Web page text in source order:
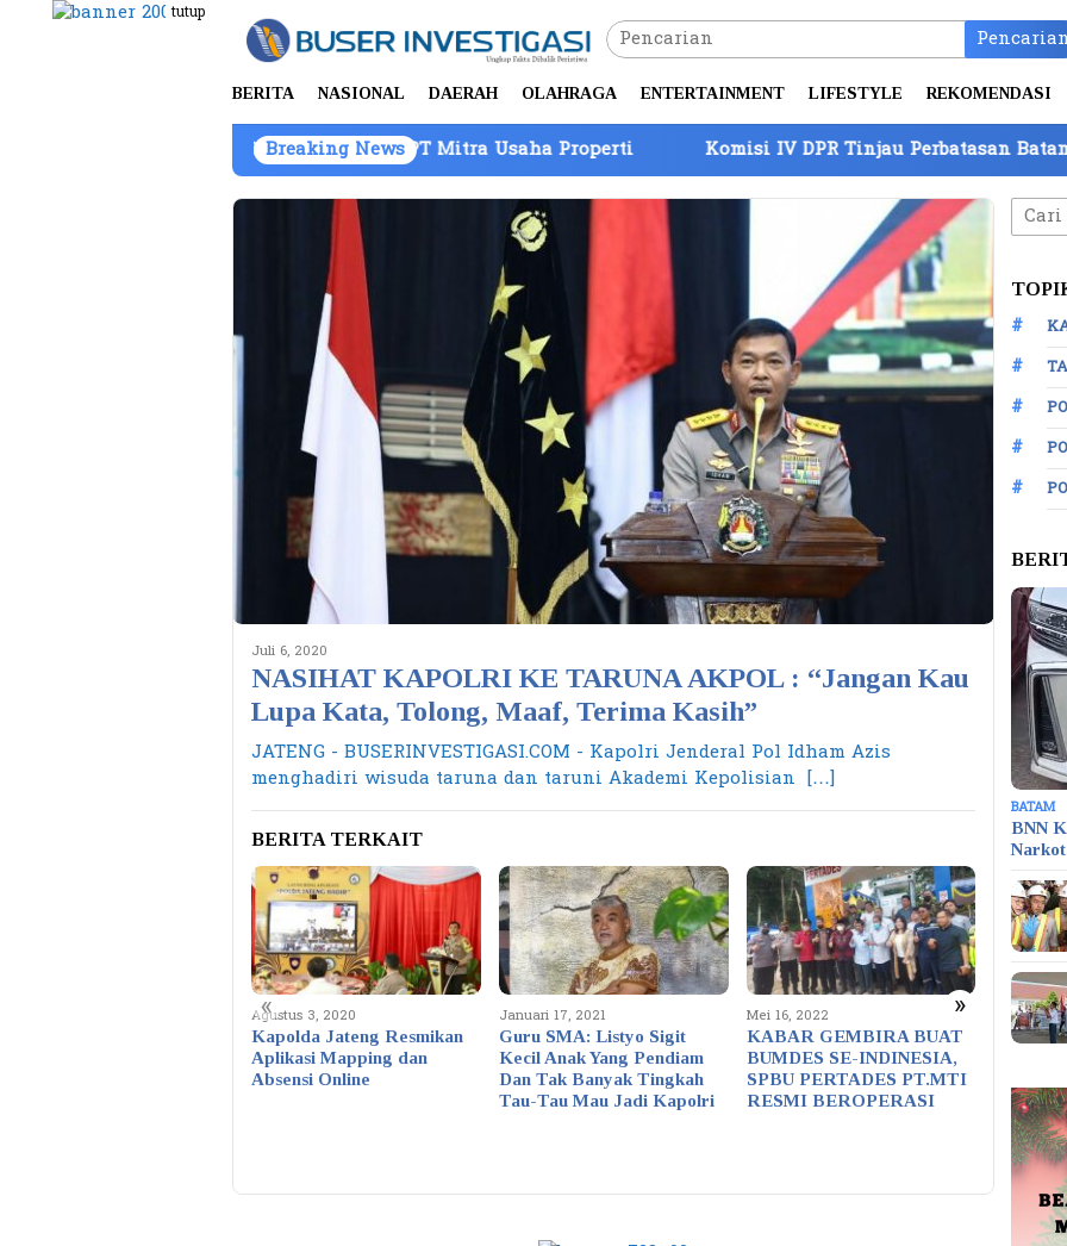
Loncat
tutup
BERITA NASIONAL DAERAH OLAHRAGA ENTERTAINMENT LIFESTYLE REKOMENDASI
Breaking News
Bukti Atas Nama PT Mitra Usaha Properti Komisi IV DPR Tinjau Perbatasan Batam, Barantin Paparkan
Juli 6, 2020
NASIHAT KAPOLRI KE TARUNA AKPOL : “Jangan Kau
Lupa Kata, Tolong, Maaf, Terima Kasih”
JATENG - BUSERINVESTIGASI.COM - Kapolri Jenderal Pol Idham Azis
menghadiri wisuda taruna dan taruni Akademi Kepolisian […]
BERITA TERKAIT
« »
Agustus 3, 2020
Kapolda Jateng Resmikan
Aplikasi Mapping dan
Absensi Online
Januari 17, 2021
Guru SMA: Listyo Sigit
Kecil Anak Yang Pendiam
Dan Tak Banyak Tingkah
Tau-Tau Mau Jadi Kapolri
Mei 16, 2022
KABAR GEMBIRA BUAT
BUMDES SE-INDINESIA,
SPBU PERTADES PT.MTI
RESMI BEROPERASI
Mei 8,
Cari
BATAM
BNN